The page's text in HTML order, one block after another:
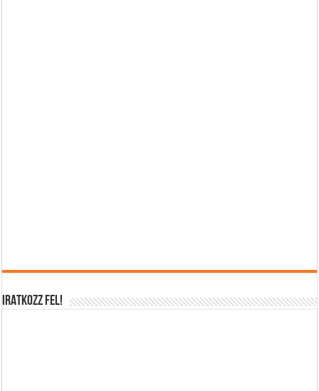
IRATKOZZ FEL!